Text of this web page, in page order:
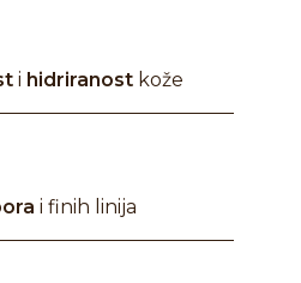
i hidriranostkože
i finih linija